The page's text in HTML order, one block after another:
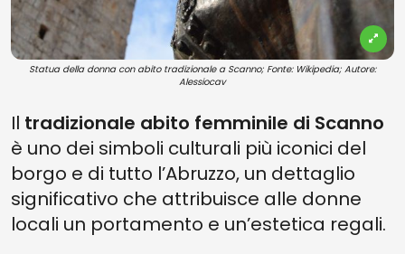
Statua della donna con abito tradizionale a Scanno; Fonte: Wikipedia; Autore:
Alessiocav
Il tradizionale abito femminile di Scanno
è uno dei simboli culturali più iconici del
borgo e di tutto l’Abruzzo, un dettaglio
significativo che attribuisce alle donne
locali un portamento e un’estetica regali.